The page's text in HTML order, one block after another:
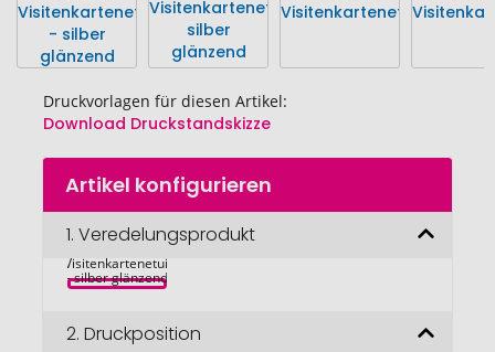
Druckvorlagen für diesen Artikel:
Download Druckstandskizze
Zum
Anfang
Bildgalerie
springen
Artikel konfigurieren
1. Veredelungsprodukt
Visitenkartenetui
- silber glänzend
2. Druckposition